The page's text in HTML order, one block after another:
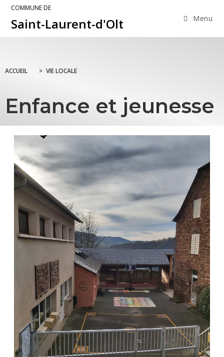
COMMUNE DE
Saint-Laurent-d'Olt Menu
ACCUEIL > VIE LOCALE
Enfance et jeunesse